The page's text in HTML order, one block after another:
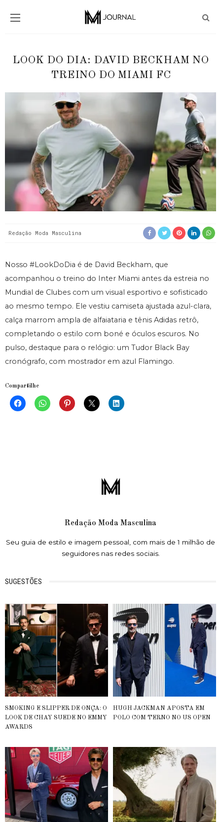
LOOK DO DIA: DAVID BECKHAM NO
TREINO DO MIAMI FC
Redação Moda Masculina
Nosso #LookDoDia é de David Beckham, que
acompanhou o treino do Inter Miami antes da estreia no
Mundial de Clubes com um visual esportivo e sofisticado
ao mesmo tempo. Ele vestiu camiseta ajustada azul-clara,
calça marrom ampla de alfaiataria e tênis Adidas retrô,
completando o estilo com boné e óculos escuros. No
pulso, destaque para o relógio: um Tudor Black Bay
cronógrafo, com mostrador em azul Flamingo.
Compartilhe
Redação Moda Masculina
Seu guia de estilo e imagem pessoal, com mais de 1 milhão de
seguidores nas redes sociais.
SUGESTÕES
SMOKING E SLIPPER DE ONÇA: O
LOOK DE CHAY SUEDE NO EMMY
AWARDS
HUGH JACKMAN APOSTA EM
POLO COM TERNO NO US OPEN